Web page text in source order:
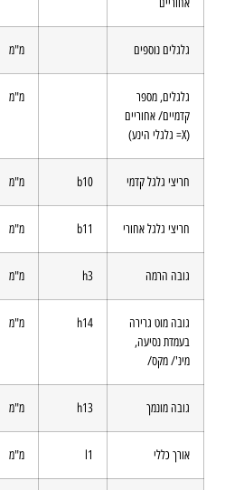
גלגלים נוספים מ"מ
גלגלים, מספר
קדמיים/ אחוריים
(X= גלגלי הינע)
מ"מ
חריצי גלגל קדמי b10 מ"מ
חריצי גלגל אחורי b11 מ"מ
גובה הרמה h3 מ"מ
גובה מוט גרירה
בעמדת נסיעה,
מינ'/ מקס/
h14 מ"מ
גובה מונמך h13 מ"מ
אורך כללי l1 מ"מ